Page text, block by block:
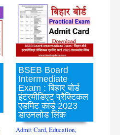
BSEB Board
Intermediate
Exam : बिहार बोर्ड
इंटरमीडिएट प्रैक्टिकल
एडमिट कार्ड 2023
डाउनलोड लिंक
Admit Card,Education,